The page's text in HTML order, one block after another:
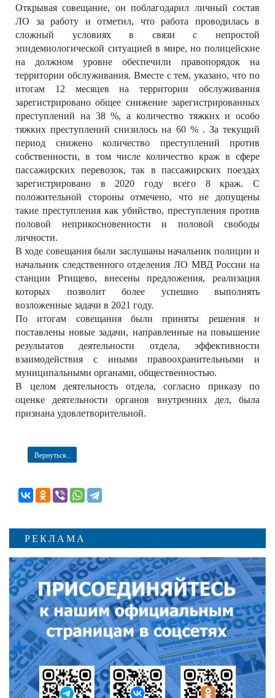
Открывая совещание, он поблагодарил личный состав
ЛО за работу и отметил, что работа проводилась в
сложный условиях в связи с непростой
эпидемиологической ситуацией в мире, но полицейские
на должном уровне обеспечили правопорядок на
территории обслуживания. Вместе с тем, указано, что по
итогам 12 месяцев на территории обслуживания
зарегистрировано общее снижение зарегистрированных
преступлений на 38 %, а количество тяжких и особо
тяжких преступлений снизилось на 60 % . За текущий
период снижено количество преступлений против
собственности, в том числе количество краж в сфере
пассажирских перевозок, так в пассажирских поездах
зарегистрировано в 2020 году всего 8 краж. С
положительной стороны отмечено, что не допущены
такие преступления как убийство, преступления против
половой неприкосновенности и половой свободы
личности.
В ходе совещания были заслушаны начальник полиции и
начальник следственного отделения ЛО МВД России на
станции Ртищево, внесены предложения, реализация
которых позволит более успешно выполнять
возложенные задачи в 2021 году.
По итогам совещания были приняты решения и
поставлены новые задачи, направленные на повышение
результатов деятельности отдела, эффективности
взаимодействия с иными правоохранительными и
муниципальными органами, общественностью.
В целом деятельность отдела, согласно приказу по
оценке деятельности органов внутренних дел, была
признана удовлетворительной.
Вернуться...
РЕКЛАМА